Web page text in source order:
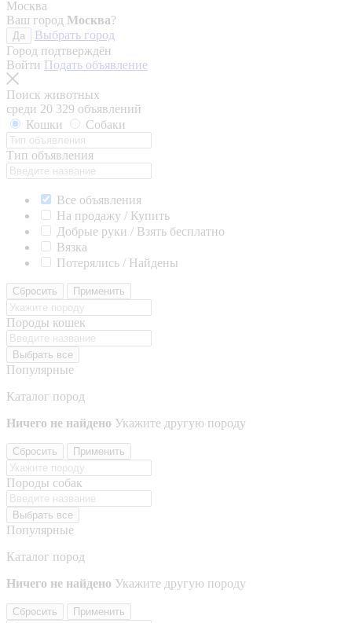
Москва
Ваш город Москва?
Да
Выбрать город
Город подтверждён
Войти Подать объявление
Поиск животных
среди 20 329 объявлений
Кошки
Собаки
Тип объявления
Все объявления
На продажу / Купить
Добрые руки / Взять бесплатно
Вязка
Потерялись / Найдены
Сбросить Применить
Породы кошек
Выбрать все
Популярные
Каталог пород
Ничего не найдено Укажите другую породу
Сбросить Применить
Породы собак
Выбрать все
Популярные
Каталог пород
Ничего не найдено Укажите другую породу
Сбросить Применить